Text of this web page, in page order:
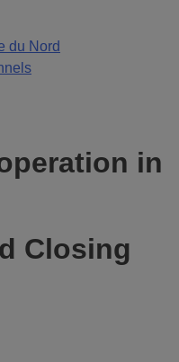
du Nord
in
Closing